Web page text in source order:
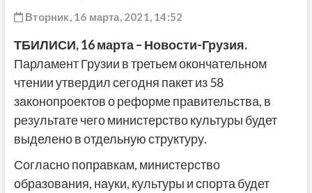
Вторник, 16 марта, 2021, 14:52
ТБИЛИСИ,16марта– Новости-Грузия.
Парламент Грузии в третьем окончательном
чтении утвердил сегодня пакет из 58
законопроектов о реформе правительства, в
результате чего министерство культуры будет
выделено в отдельную структуру.
Согласно поправкам, министерство
образования, науки, культуры и спорта будет